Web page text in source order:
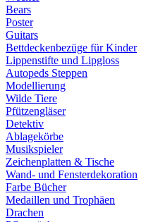
Bears
Poster
Guitars
Bettdeckenbezüge für Kinder
Lippenstifte und Lipgloss
Autopeds Steppen
Modellierung
Wilde Tiere
Pfützengläser
Detektiv
Ablagekörbe
Musikspieler
Zeichenplatten & Tische
Wand- und Fensterdekoration
Farbe Bücher
Medaillen und Trophäen
Drachen